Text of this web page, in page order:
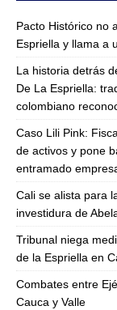
Pacto Histórico no
Espriella y llama a
La historia detrás
De La Espriella:
colombiano
Caso Lili Pink:
de activos y pone
entramado
Cali se alista para
investidura de
Tribunal niega
de la Espriella en
Combates entre
Cauca y Valle